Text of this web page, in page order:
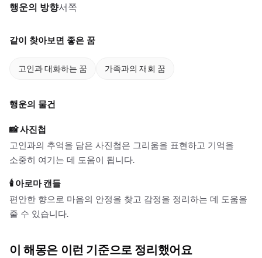
행운의 방향서쪽
같이 찾아보면 좋은 꿈
고인과 대화하는 꿈 가족과의 재회 꿈
행운의 물건
📸사진첩
고인과의 추억을 담은 사진첩은 그리움을 표현하고 기억을
소중히 여기는 데 도움이 됩니다.
🕯️ 아로마 캔들
편안한 향으로 마음의 안정을 찾고 감정을 정리하는 데 도움을
줄 수 있습니다.
이 해몽은 이런 기준으로 정리했어요